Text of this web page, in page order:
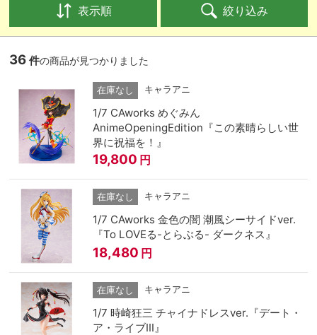
表示順 絞り込み
36 件の商品が見つかりました
在庫なし キャラアニ
1/7 CAworks めぐみん
AnimeOpeningEdition『この素晴らしい世
界に祝福を！』
19,800 円
在庫なし キャラアニ
1/7 CAworks 金色の闇 潮風シーサイドver.
『To LOVEる-とらぶる- ダークネス』
18,480 円
在庫なし キャラアニ
1/7 時崎狂三 チャイナドレスver.『デート・
ア・ライブⅢ』